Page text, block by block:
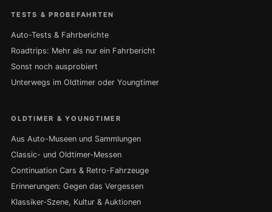
TESTS & PROBEFAHRTEN
Auto-Tests & Fahrberichte
Roadtrips: Mehr als nur ein Fahrbericht
Sonst noch ausprobiert
Unterwegs im Oldtimer oder Youngtimer
OLDTIMER & YOUNGTIMER
Aus Auto-Museen und Sammlungen
Classic- und Oldtimer-Messen
Continuation Cars & Retro-Fahrzeuge
Erinnerungen: Gegen das Vergessen
Klassiker-Szene, Kultur & Auktionen